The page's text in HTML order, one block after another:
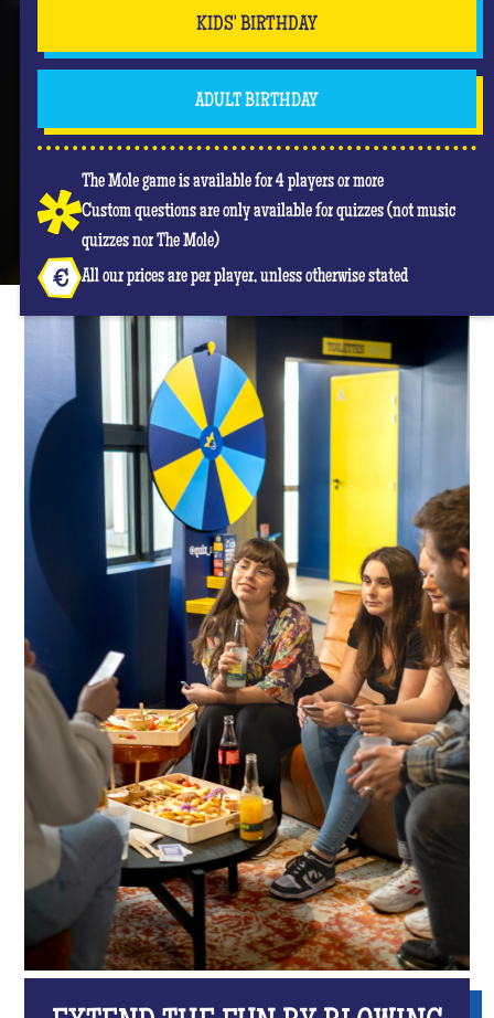
KIDS' BIRTHDAY
ADULT BIRTHDAY
The Mole game is available for 4 players or more
Custom questions are only available for quizzes (not music
quizzes nor The Mole)
All our prices are per player, unless otherwise stated